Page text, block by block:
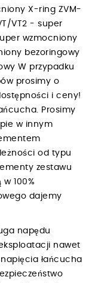
X-ring ZVM-
VT2 - super
wzmocniony
bezoringowy
W przypadku
prosimy o
i ceny!
Prosimy
w innym
od typu
zestawu
100%
dajemy
napędu
nawet
łańcucha